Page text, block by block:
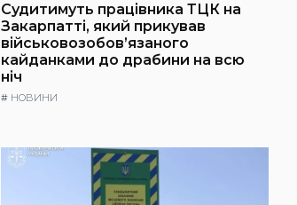
Судитимуть працівника ТЦК на
Закарпатті, який прикував
військовозобов’язаного
кайданками до драбини на всю
ніч
# НОВИНИ